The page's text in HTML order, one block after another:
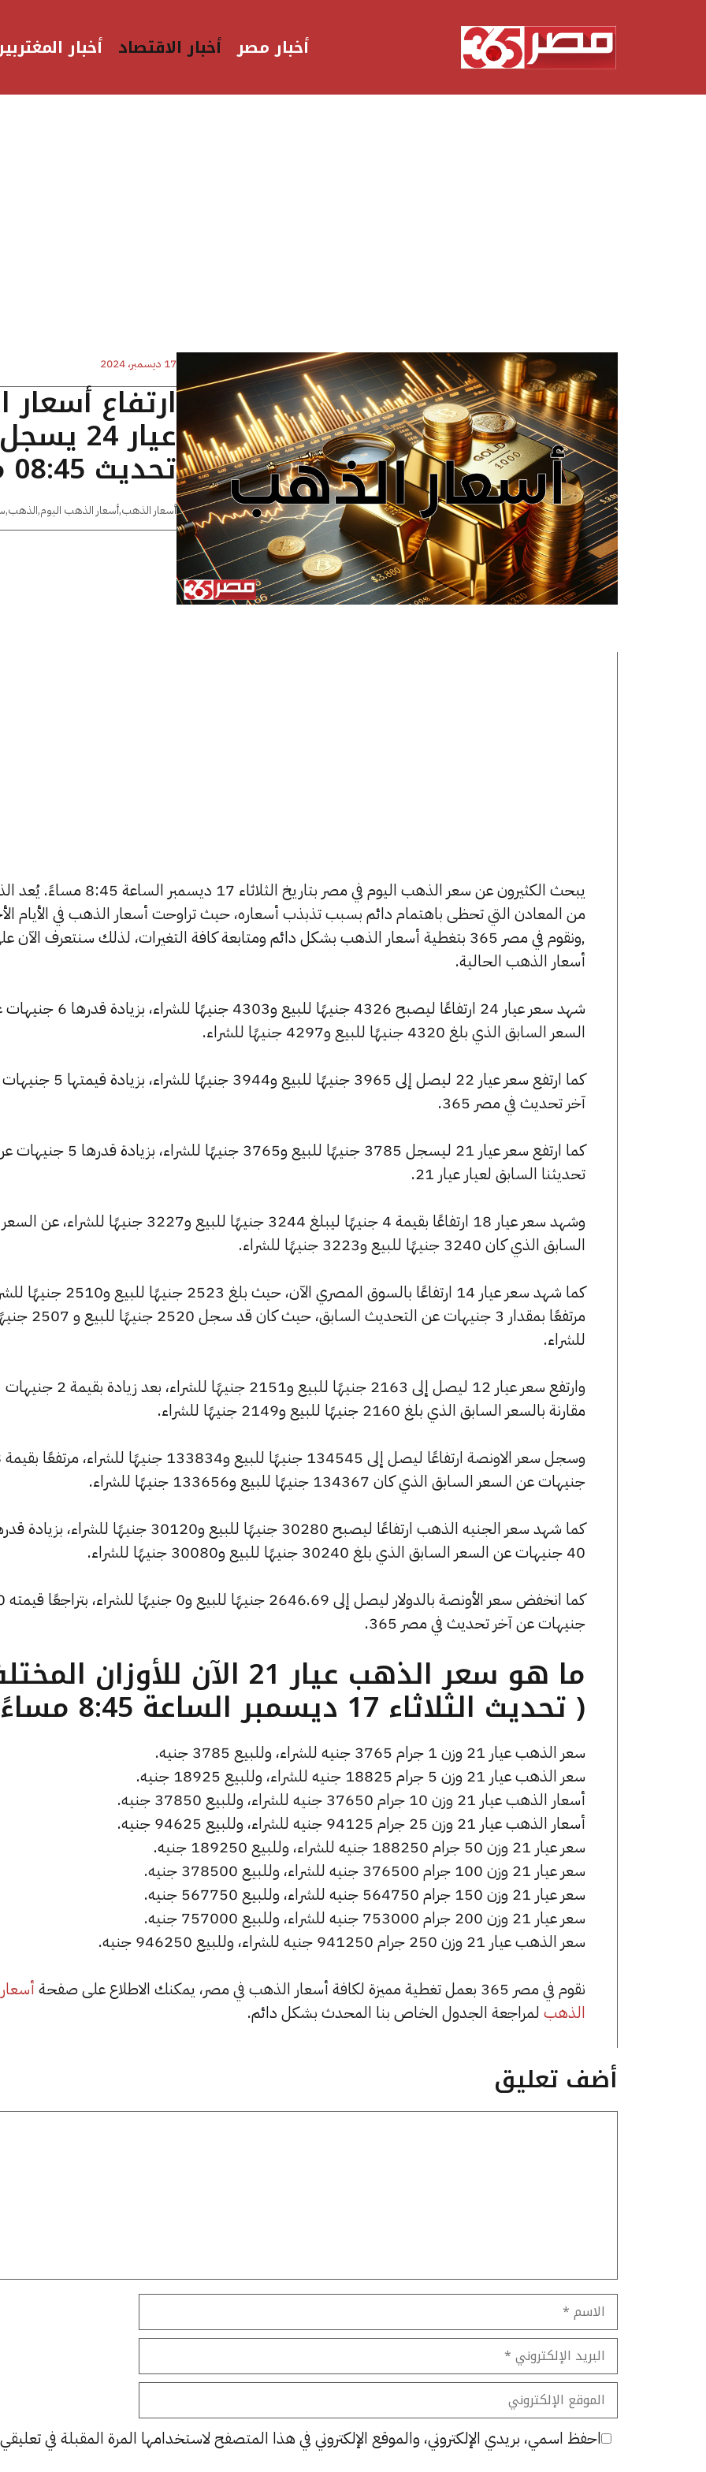
أخبار مصر أخبار الاقتصاد أخبار
17 ديسمبر، 2024
ارتفاع
تحديث 08:45 مساءًا
أسعار الذهب,أسعار الذهب اليوم,الذهب,
يبحث الكثيرون عن سعر الذهب اليوم في مصر بتاريخ الثلاثاء 17
من المعادن التي تحظى باهتمام دائم بسبب تذبذب أسعاره، حيث تراوحت أسعار الذهب في الأيام
,ونقوم في مصر 365 بتغطية أسعار الذهب بشكل دائم ومتابعة كافة التغيرات، لذلك سنتعرف الآن
أسعار الذهب الحالية.
شهد سعر عيار 24 ارتفاعًا ليصبح 4326 جنيهًا للبيع و4303 جنيهًا
السعر السابق الذي بلغ 4320 جنيهًا للبيع و4297 جنيهًا للشراء.
كما ارتفع سعر عيار 22 ليصل إلى 3965 جنيهًا للبيع و3944 جنيهًا
آخر تحديث في مصر 365.
كما ارتفع سعر عيار 21 ليسجل 3785 جنيهًا للبيع و3765 جنيهًا للشراء، بزيادة
تحديثنا السابق لعيار عيار 21.
وشهد سعر عيار 18 ارتفاعًا بقيمة 4 جنيهًا ليبلغ 3244 جنيهًا للبيع و3227 جنيهًا للشراء، عن السعر
السابق الذي كان 3240 جنيهًا للبيع و3223 جنيهًا للشراء.
كما شهد سعر عيار 14 ارتفاعًا بالسوق المصري الآن، حيث بلغ 2523 جنيهًا
مرتفعًا بمقدار 3 جنيهات عن التحديث السابق، حيث كان قد سجل
للشراء.
وارتفع سعر عيار 12 ليصل إلى 2163 جنيهًا للبيع و2151 جنيهًا للشراء، بعد زيادة بقيمة 2 جنيهات
مقارنة بالسعر السابق الذي بلغ 2160 جنيهًا للبيع و2149 جنيهًا للشراء.
جنيهات عن السعر السابق الذي كان 134367 جنيهًا للبيع و133656 جنيهًا للشراء.
كما شهد سعر الجنيه الذهب ارتفاعًا ليصبح 30280 جنيهًا للبيع و30120 جنيهًا للشراء،
40 جنيهات عن السعر السابق الذي بلغ 30240 جنيهًا للبيع و30080 جنيهًا للشراء.
كما انخفض سعر الأونصة بالدولار
جنيهات عن آخر تحديث في مصر 365.
ما هو سعر الذهب عيار 21 الآن للأوزان
( تحديث الثلاثاء 17 ديسمبر الساعة 8:45 مساءً )
سعر الذهب عيار 21 وزن 1 جرام 3765 جنيه للشراء، وللبيع 3785 جنيه.
سعر الذهب عيار 21 وزن 5 جرام 18825 جنيه للشراء، وللبيع 18925 جنيه.
أسعار الذهب عيار 21 وزن 10 جرام 37650 جنيه للشراء، وللبيع 37850 جنيه.
أسعار الذهب عيار 21 وزن 25 جرام 94125 جنيه للشراء، وللبيع 94625 جنيه.
سعر عيار 21 وزن 50 جرام 188250 جنيه للشراء، وللبيع 189250 جنيه.
سعر عيار 21 وزن 100 جرام 376500 جنيه للشراء، وللبيع 378500 جنيه.
سعر عيار 21 وزن 150 جرام 564750 جنيه للشراء، وللبيع 567750 جنيه.
سعر عيار 21 وزن 200 جرام 753000 جنيه للشراء، وللبيع 757000 جنيه.
سعر الذهب عيار 21 وزن 250 جرام 941250 جنيه للشراء، وللبيع 946250 جنيه.
نقوم في مصر 365 بعمل تغطية مميزة لكافة أسعار الذهب في مصر، يمكنك الاطلاع على صفحة
أسعار
الذهب لمراجعة الجدول الخاص بنا المحدث بشكل دائم.
أضف تعليق
الاسم
البريد
الإلكتروني
الموقع
الإلكتروني
احفظ اسمي، بريدي الإلكتروني، والموقع الإلكتروني في هذا المتصفح لاستخدامها المرة المقبلة في